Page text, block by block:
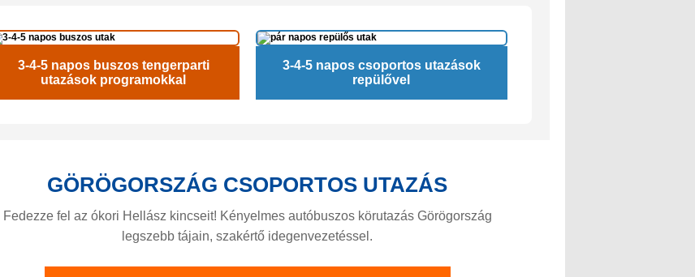
3-4-5 napos buszos tengerparti
utazások programokkal
3-4-5 napos csoportos utazások
repülővel
GÖRÖGORSZÁG CSOPORTOS UTAZÁS
Fedezze fel az ókori Hellász kincseit! Kényelmes autóbuszos körutazás Görögország
legszebb tájain, szakértő idegenvezetéssel.